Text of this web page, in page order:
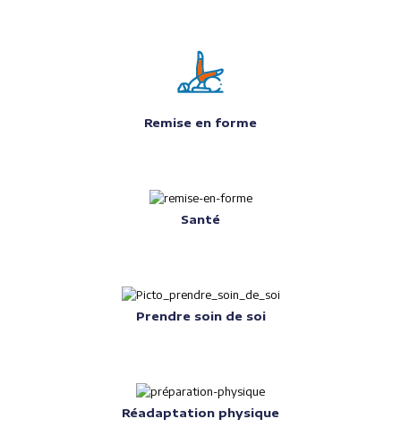
Remise en forme
Santé
Prendre soin de soi
Réadaptation physique